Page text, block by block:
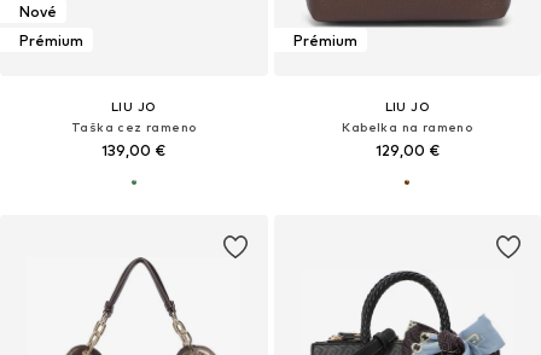
Nové
Prémium
LIU JO
Taška cez rameno
139,00 €
Prémium
LIU JO
Kabelka na rameno
129,00 €